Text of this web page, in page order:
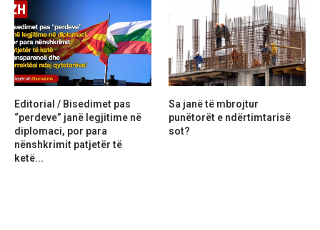
Editorial / Bisedimet pas
“perdeve” janë legjitime në
diplomaci, por para
nënshkrimit patjetër të
ketë...
Sa janë të mbrojtur
punëtorët e ndërtimtarisë
sot?